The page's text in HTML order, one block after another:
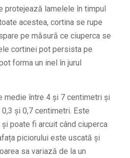
protejează lamelele în timpul
acestea, cortina se rupe
pe măsură ce ciuperca se
cortinei pot persista pe
forma un inel în jurul
medie între 4 și 7 centimetri și
și 0,7 centimetri. Este
poate fi arcuit când ciuperca
piciorului este uscată și
sa variază de la un